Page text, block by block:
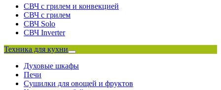
СВЧ с грилем и конвекцией
СВЧ с грилем
СВЧ Solo
СВЧ Inverter
Техника для кухни
Духовые шкафы
Печи
Сушилки для овощей и фруктов